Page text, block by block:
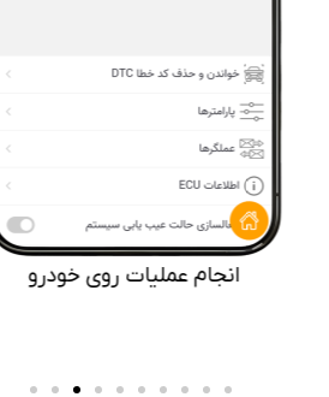
انجام عملیات روی خودرو